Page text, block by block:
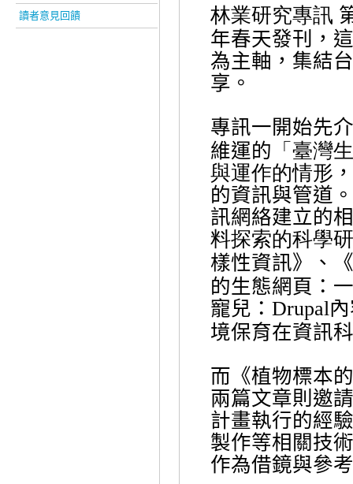
讀者意見回饋 林業研究專訊
年春天發刊，
為主軸，集結
享。
專訊一開始先
維運的 「臺灣
與運作的情形
的資訊與管道
訊網絡建立的
料探索的科學
樣性資訊》、
的生態網頁：
寵兒： Drupal
境保育在資訊
而《植物標本
兩篇文章則邀
計畫執行的經
製作等相關技
作為借鏡與參